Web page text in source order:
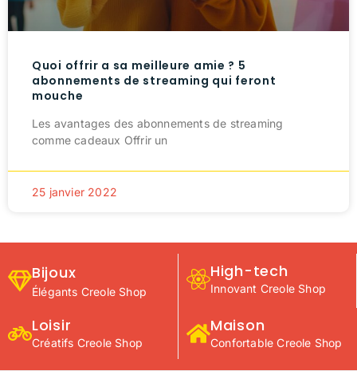
Quoi offrir a sa meilleure amie ? 5
abonnements de streaming qui feront
mouche
Les avantages des abonnements de streaming
comme cadeaux Offrir un
25 janvier 2022
Bijoux
Élégants Creole Shop
High-tech
Innovant Creole Shop
Loisir
Créatifs Creole Shop
Maison
Confortable Creole Shop